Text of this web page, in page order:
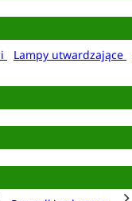
Lampy utwardzające